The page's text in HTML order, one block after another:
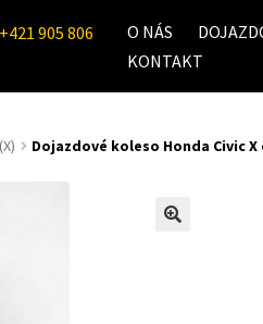
+421 905 806
O NÁS
KONTAKT
Dojazdové koleso Honda Civic X